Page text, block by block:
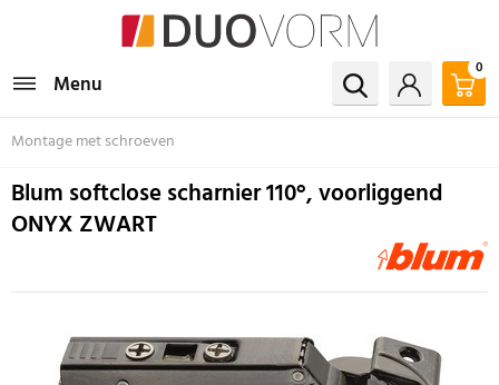
Menu
0
Montage met schroeven
Blum softclose scharnier 110°, voorliggend
ONYX ZWART